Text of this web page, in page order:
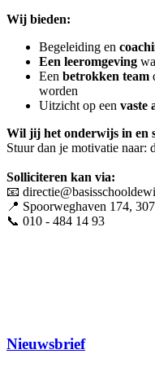
Wij bieden:
Begeleiding en
Een leeromgeving
Een betrokken team
worden
Uitzicht op een vaste
Wil jij het onderwijs in en
Stuur dan je motivatie naar:
Solliciteren kan via:
📧
📍 Spoorweghaven 174,
📞 010 - 484 14 93
Nieuwsbrief